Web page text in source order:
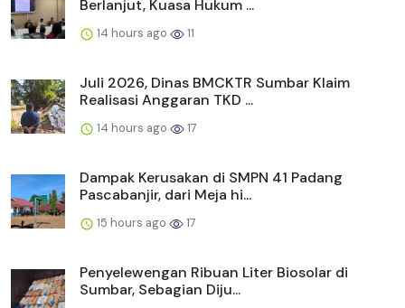
Berlanjut, Kuasa Hukum ...
14 hours ago 11
Juli 2026, Dinas BMCKTR Sumbar Klaim
Realisasi Anggaran TKD ...
14 hours ago 17
Dampak Kerusakan di SMPN 41 Padang
Pascabanjir, dari Meja hi...
15 hours ago 17
Penyelewengan Ribuan Liter Biosolar di
Sumbar, Sebagian Diju...